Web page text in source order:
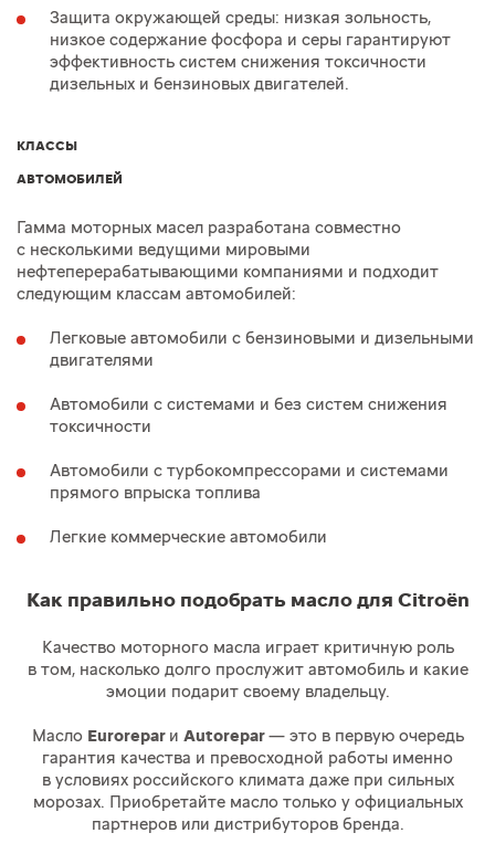
Защита окружающей среды: низкая зольность,
низкое содержание фосфора и серы гарантируют
эффективность систем снижения токсичности
дизельных и бензиновых двигателей.
КЛАССЫ
АВТОМОБИЛЕЙ
Гамма моторных масел разработана совместно
с несколькими ведущими мировыми
нефтеперерабатывающими компаниями и подходит
следующим классам автомобилей:
Легковые автомобили с бензиновыми и дизельными
двигателями
Автомобили с системами и без систем снижения
токсичности
Автомобили с турбокомпрессорами и системами
прямого впрыска топлива
Легкие коммерческие автомобили
Как правильно подобрать масло для Citroёn
Качество моторного масла играет критичную роль
в том, насколько долго прослужит автомобиль и какие
эмоции подарит своему владельцу.
Масло Eurorepar и Autorepar — это в первую очередь
гарантия качества и превосходной работы именно
в условиях российского климата даже при сильных
морозах. Приобретайте масло только у официальных
партнеров или дистрибуторов бренда.